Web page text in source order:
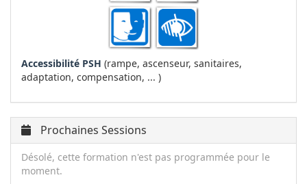
Accessibilité PSH (rampe, ascenseur, sanitaires,
adaptation, compensation, ... )
Prochaines Sessions
Désolé, cette formation n'est pas programmée pour le
moment.